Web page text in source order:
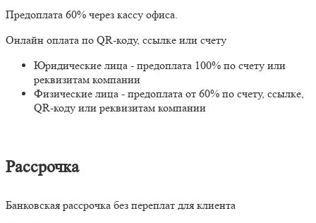
Предоплата 60% через кассу офиса.
Онлайн оплата по QR-коду, ссылке или счету
Юридические лица - предоплата 100% по счету или
реквизитам компании
Физические лица - предоплата от 60% по счету, ссылке,
QR-коду или реквизитам компании
Рассрочка
Банковская рассрочка без переплат для клиента